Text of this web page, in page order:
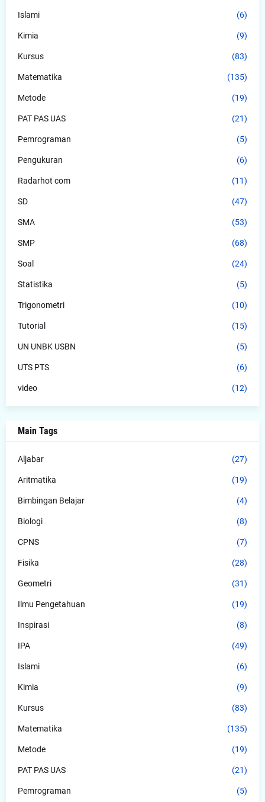
Islami (6)
Kimia (9)
Kursus (83)
Matematika (135)
Metode (19)
PAT PAS UAS (21)
Pemrograman (5)
Pengukuran (6)
Radarhot com (11)
SD (47)
SMA (53)
SMP (68)
Soal (24)
Statistika (5)
Trigonometri (10)
Tutorial (15)
UN UNBK USBN (5)
UTS PTS (6)
video (12)
Main Tags
Aljabar (27)
Aritmatika (19)
Bimbingan Belajar (4)
Biologi (8)
CPNS (7)
Fisika (28)
Geometri (31)
Ilmu Pengetahuan (19)
Inspirasi (8)
IPA (49)
Islami (6)
Kimia (9)
Kursus (83)
Matematika (135)
Metode (19)
PAT PAS UAS (21)
Pemrograman (5)